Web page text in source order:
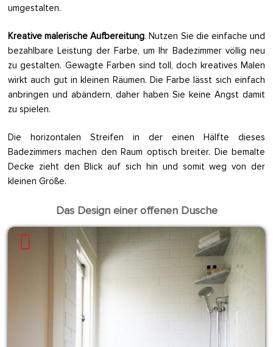
umgestalten.
Kreative malerische Aufbereitung. Nutzen Sie die einfache und
bezahlbare Leistung der Farbe, um Ihr Badezimmer völlig neu
zu gestalten. Gewagte Farben sind toll, doch kreatives Malen
wirkt auch gut in kleinen Räumen. Die Farbe lässt sich einfach
anbringen und abändern, daher haben Sie keine Angst damit
zu spielen.
Die horizontalen Streifen in der einen Hälfte dieses
Badezimmers machen den Raum optisch breiter. Die bemalte
Decke zieht den Blick auf sich hin und somit weg von der
kleinen Größe.
Das Design einer offenen Dusche